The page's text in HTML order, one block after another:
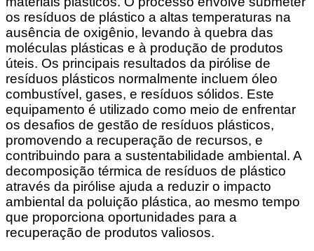
os resíduos de plástico a altas temperaturas na
ausência de oxigênio, levando à quebra das
moléculas plásticas e à produção de produtos
úteis. Os principais resultados da pirólise de
resíduos plásticos normalmente incluem óleo
combustível, gases, e resíduos sólidos. Este
equipamento é utilizado como meio de enfrentar
os desafios de gestão de resíduos plásticos,
promovendo a recuperação de recursos, e
contribuindo para a sustentabilidade ambiental. A
decomposição térmica de resíduos de plástico
através da pirólise ajuda a reduzir o impacto
ambiental da poluição plástica, ao mesmo tempo
que proporciona oportunidades para a
recuperação de produtos valiosos.